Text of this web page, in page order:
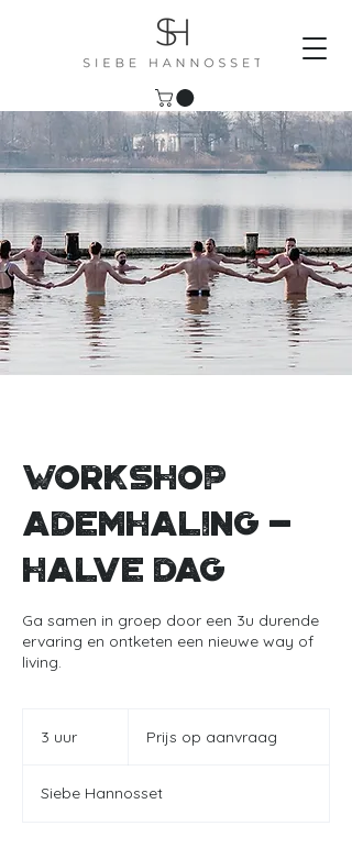
Workshop
Ademhaling -
halve dag
Ga samen in groep door een 3u durende
ervaring en ontketen een nieuwe way of
living.
3 uur
r
aanvraag
Prijs op aanvraag
Siebe Hannosset